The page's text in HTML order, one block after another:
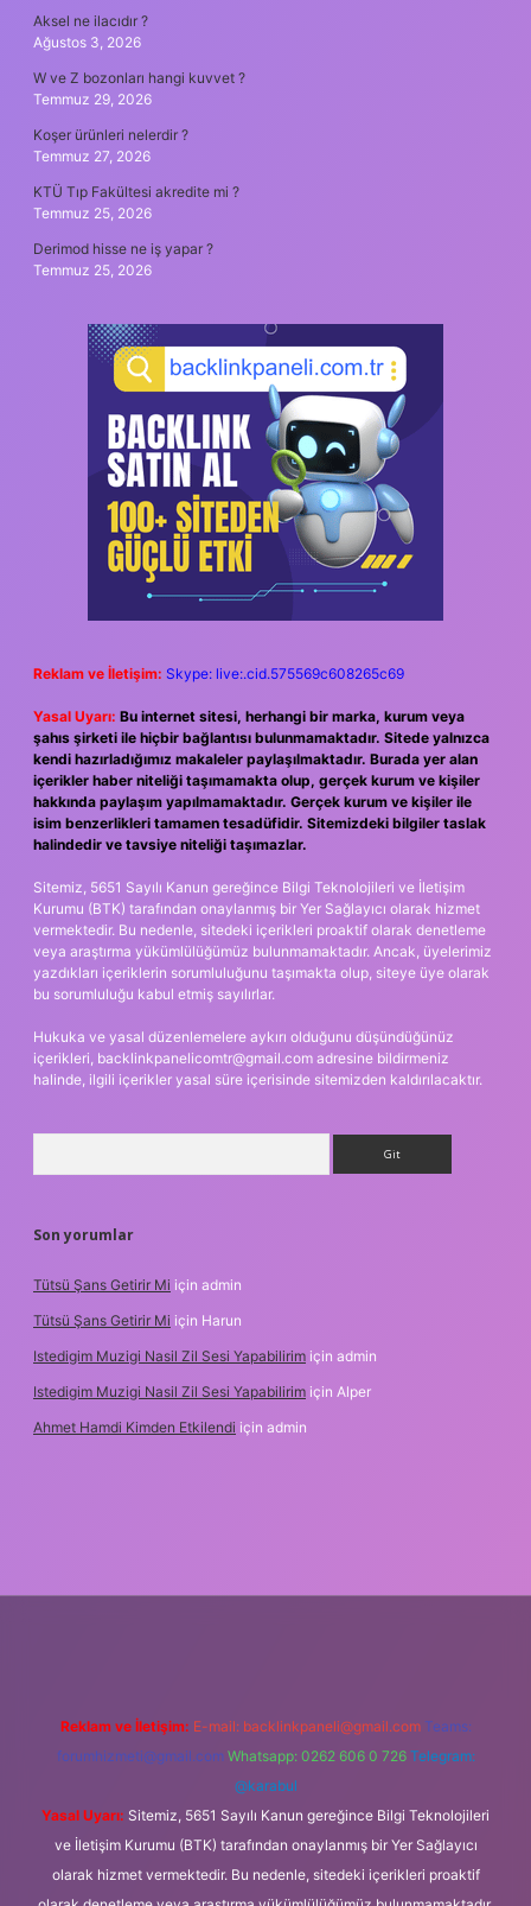
Aksel ne ilacıdır ?
Ağustos 3, 2026
W ve Z bozonları hangi kuvvet ?
Temmuz 29, 2026
Koşer ürünleri nelerdir ?
Temmuz 27, 2026
KTÜ Tıp Fakültesi akredite mi ?
Temmuz 25, 2026
Derimod hisse ne iş yapar ?
Temmuz 25, 2026
Reklam ve İletişim: Skype: live:.cid.575569c608265c69
Yasal Uyarı: Bu internet sitesi, herhangi bir marka, kurum veya
şahıs şirketi ile hiçbir bağlantısı bulunmamaktadır. Sitede yalnızca
kendi hazırladığımız makaleler paylaşılmaktadır. Burada yer alan
içerikler haber niteliği taşımamakta olup, gerçek kurum ve kişiler
hakkında paylaşım yapılmamaktadır. Gerçek kurum ve kişiler ile
isim benzerlikleri tamamen tesadüfidir. Sitemizdeki bilgiler taslak
halindedir ve tavsiye niteliği taşımazlar.
Sitemiz, 5651 Sayılı Kanun gereğince Bilgi Teknolojileri ve İletişim
Kurumu (BTK) tarafından onaylanmış bir Yer Sağlayıcı olarak hizmet
vermektedir. Bu nedenle, sitedeki içerikleri proaktif olarak denetleme
veya araştırma yükümlülüğümüz bulunmamaktadır. Ancak, üyelerimiz
yazdıkları içeriklerin sorumluluğunu taşımakta olup, siteye üye olarak
bu sorumluluğu kabul etmiş sayılırlar.
Hukuka ve yasal düzenlemelere aykırı olduğunu düşündüğünüz
içerikleri, backlinkpanelicomtr@gmail.com adresine bildirmeniz
halinde, ilgili içerikler yasal süre içerisinde sitemizden kaldırılacaktır.
Son yorumlar
Tütsü Şans Getirir Mi için admin
Tütsü Şans Getirir Mi için Harun
Istedigim Muzigi Nasil Zil Sesi Yapabilirim için admin
Istedigim Muzigi Nasil Zil Sesi Yapabilirim için Alper
Ahmet Hamdi Kimden Etkilendi için admin
Reklam ve İletişim: E-mail: backlinkpaneli@gmail.com Teams:
forumhizmeti@gmail.com Whatsapp: 0262 606 0 726 Telegram:
@karabul
Yasal Uyarı: Sitemiz, 5651 Sayılı Kanun gereğince Bilgi Teknolojileri
ve İletişim Kurumu (BTK) tarafından onaylanmış bir Yer Sağlayıcı
olarak hizmet vermektedir. Bu nedenle, sitedeki içerikleri proaktif